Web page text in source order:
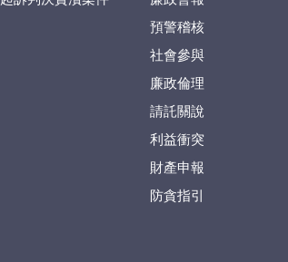
預警稽核
社會參與
廉政倫理
請託關說
利益衝突
財產申報
防貪指引